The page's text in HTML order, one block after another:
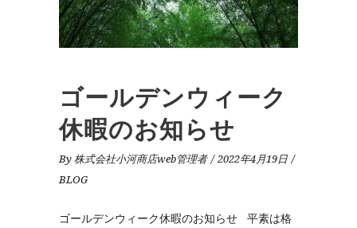
ゴールデンウィーク
休暇のお知らせ
By 株式会社小河商店web管理者
2022年4月19日
BLOG
ゴールデンウィーク休暇のお知らせ 平素は格